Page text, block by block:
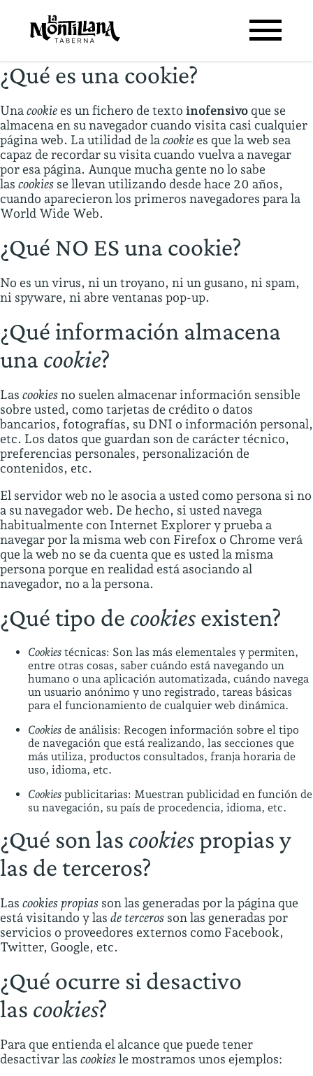
¿Qué es una cookie?
Una cookiees un fichero de texto inofensivoque se
almacena en su navegador cuando visita casi cualquier
página web. La utilidad de la cookiees que la web sea
capaz de recordar su visita cuando vuelva a navegar
por esa página. Aunque mucha gente no lo sabe
las cookies se llevan utilizando desde hace 20 años,
cuando aparecieron los primeros navegadores para la
World Wide Web.
¿Qué NO ES una cookie?
No es un virus, ni un troyano, ni un gusano, ni spam,
ni spyware, ni abre ventanas pop-up.
¿Qué información almacena
una cookie?
Las cookiesno suelen almacenar información sensible
sobre usted, como tarjetas de crédito o datos
bancarios, fotografías, su DNI o información personal,
etc. Los datos que guardan son de carácter técnico,
preferencias personales, personalización de
contenidos, etc.
El servidor web no le asocia a usted como persona si no
a su navegador web. De hecho, si usted navega
habitualmente con Internet Explorer y prueba a
navegar por la misma web con Firefox o Chrome verá
que la web no se da cuenta que es usted la misma
persona porque en realidad está asociando al
navegador, no a la persona.
¿Qué tipo de cookies existen?
Cookies técnicas: Son las más elementales y permiten,
entre otras cosas, saber cuándo está navegando un
humano o una aplicación automatizada, cuándo navega
un usuario anónimo y uno registrado, tareas básicas
para el funcionamiento de cualquier web dinámica.
Cookies de análisis: Recogen información sobre el tipo
de navegación que está realizando, las secciones que
más utiliza, productos consultados, franja horaria de
uso, idioma, etc.
Cookies publicitarias: Muestran publicidad en función de
su navegación, su país de procedencia, idioma, etc.
¿Qué son las cookiespropias y
las de terceros?
Las cookies propias son las generadas por la página que
está visitando y las de terceros son las generadas por
servicios o proveedores externos como Facebook,
Twitter, Google, etc.
¿Qué ocurre si desactivo
las cookies?
Para que entienda el alcance que puede tener
desactivar las cookiesle mostramos unos ejemplos: